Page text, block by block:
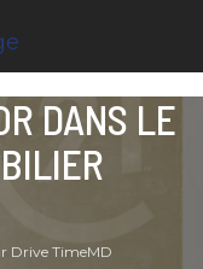
DANS LE
Drive TimeMD